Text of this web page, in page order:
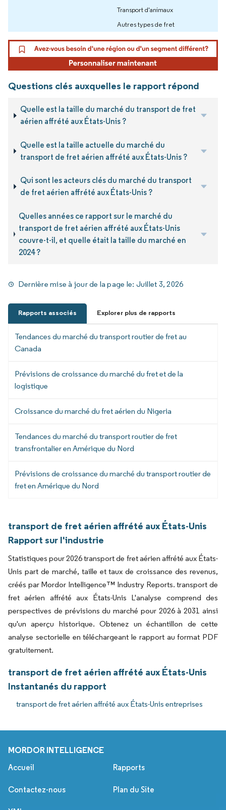
Transport d'animaux
Autres types de fret
Questions clés auxquelles le rapport répond
Quelle est la taille du marché du transport de fret
aérien affrété aux États-Unis ?
Quelle est la taille actuelle du marché du
transport de fret aérien affrété aux États-Unis ?
Qui sont les acteurs clés du marché du transport
de fret aérien affrété aux États-Unis ?
Quelles années ce rapport sur le marché du
transport de fret aérien affrété aux États-Unis
couvre-t-il, et quelle était la taille du marché en
2024 ?
Dernière mise à jour de la page le: Juillet 3, 2026
Rapports associés Explorer plus de rapports
Tendances du marché du transport routier de fret au
Canada
Prévisions de croissance du marché du fret et de la
logistique
Croissance du marché du fret aérien du Nigeria
Tendances du marché du transport routier de fret
transfrontalier en Amérique du Nord
Prévisions de croissance du marché du transport routier de
fret en Amérique du Nord
transport de fret aérien affrété aux États-Unis
Rapport sur l'industrie
Statistiques pour 2026 transport de fret aérien affrété aux États-
Unis part de marché, taille et taux de croissance des revenus,
créés par Mordor Intelligence™ Industry Reports. transport de
fret aérien affrété aux États-Unis L'analyse comprend des
perspectives de prévisions du marché pour 2026 à 2031 ainsi
qu'un aperçu historique. Obtenez un échantillon de cette
analyse sectorielle en téléchargeant le rapport au format PDF
gratuitement.
transport de fret aérien affrété aux États-Unis
Instantanés du rapport
transport de fret aérien affrété aux États-Unis entreprises
MORDOR INTELLIGENCE
Accueil Rapports
Contactez-nous Plan du Site